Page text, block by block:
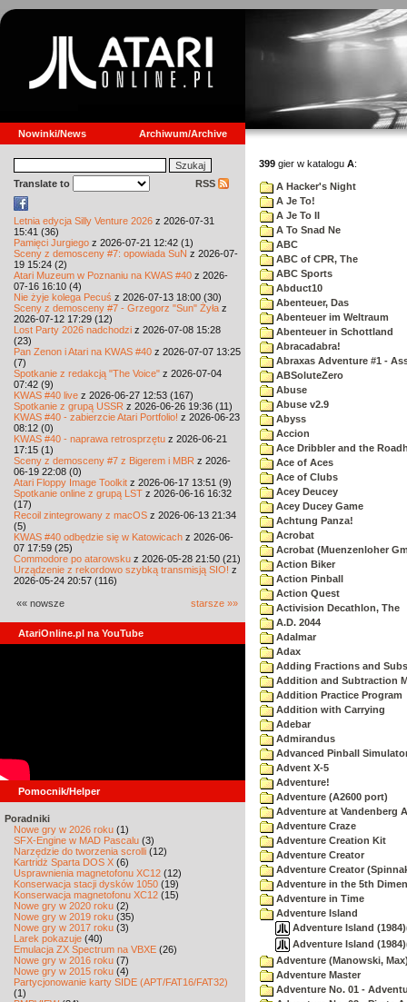
Nowinki/News Archiwum/Archive
Translate to RSS
Letnia edycja Silly Venture 2026 z 2026-07-31
15:41 (36)
Pamięci Jurgiego z 2026-07-21 12:42 (1)
Sceny z demosceny #7: opowiada SuN z 2026-07-
19 15:24 (2)
Atari Muzeum w Poznaniu na KWAS #40 z 2026-
07-16 16:10 (4)
Nie żyje kolega Pecuś z 2026-07-13 18:00 (30)
Sceny z demosceny #7 - Grzegorz "Sun" Żyła z
2026-07-12 17:29 (12)
Lost Party 2026 nadchodzi z 2026-07-08 15:28
(23)
Pan Zenon i Atari na KWAS #40 z 2026-07-07 13:25
(7)
Spotkanie z redakcją "The Voice" z 2026-07-04
07:42 (9)
KWAS #40 live z 2026-06-27 12:53 (167)
Spotkanie z grupą USSR z 2026-06-26 19:36 (11)
KWAS #40 - zabierzcie Atari Portfolio! z 2026-06-23
08:12 (0)
KWAS #40 - naprawa retrosprzętu z 2026-06-21
17:15 (1)
Sceny z demosceny #7 z Bigerem i MBR z 2026-
06-19 22:08 (0)
Atari Floppy Image Toolkit z 2026-06-17 13:51 (9)
Spotkanie online z grupą LST z 2026-06-16 16:32
(17)
Recoil zintegrowany z macOS z 2026-06-13 21:34
(5)
KWAS #40 odbędzie się w Katowicach z 2026-06-
07 17:59 (25)
Commodore po atarowsku z 2026-05-28 21:50 (21)
Urządzenie z rekordowo szybką transmisją SIO! z
2026-05-24 20:57 (116)
«« nowsze starsze »»
AtariOnline.pl na YouTube
Pomocnik/Helper
Poradniki
Nowe gry w 2026 roku (1)
SFX-Engine w MAD Pascalu (3)
Narzędzie do tworzenia scrolli (12)
Kartridż Sparta DOS X (6)
Usprawnienia magnetofonu XC12 (12)
Konserwacja stacji dysków 1050 (19)
Konserwacja magnetofonu XC12 (15)
Nowe gry w 2020 roku (2)
Nowe gry w 2019 roku (35)
Nowe gry w 2017 roku (3)
Larek pokazuje (40)
Emulacja ZX Spectrum na VBXE (26)
Nowe gry w 2016 roku (7)
Nowe gry w 2015 roku (4)
Partycjonowanie karty SIDE (APT/FAT16/FAT32)
(1)
399 gier w katalogu A:
A Hacker's Night
A Je To!
A Je To II
A To Snad Ne
ABC
ABC of CPR, The
ABC Sports
Abduct10
Abenteuer, Das
Abenteuer im Weltraum
Abenteuer in Schottland
Abracadabra!
Abraxas Adventure #1 -
ABSoluteZero
Abuse
Abuse v2.9
Abyss
Accion
Ace Dribbler and the
Ace of Aces
Ace of Clubs
Acey Deucey
Acey Ducey Game
Achtung Panza!
Acrobat
Acrobat (Muenzenloher
Action Biker
Action Pinball
Action Quest
Activision Decathlon, The
A.D. 2044
Adalmar
Adax
Adding Fractions and
Addition and Subtraction
Addition Practice Program
Addition with Carrying
Adebar
Admirandus
Advanced Pinball
Advent X-5
Adventure!
Adventure (A2600 port)
Adventure at Vandenberg
Adventure Craze
Adventure Creation Kit
Adventure Creator
Adventure Creator
Adventure in the 5th
Adventure in Time
Adventure Island
Adventure Island
Adventure Island
Adventure (Manowski,
Adventure Master
Adventure No. 01 -